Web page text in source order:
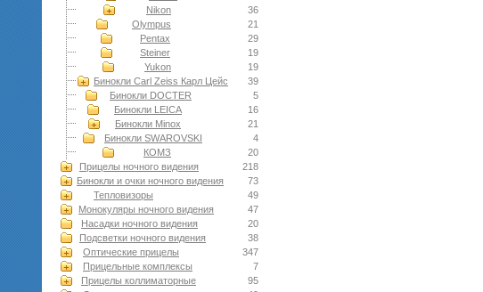
36
Nikon
21
Olympus
29
Pentax
19
Steiner
19
Yukon
39
Бинокли Carl Zeiss Карл Цейс
5
Бинокли DOCTER
16
Бинокли LEICA
21
Бинокли Minox
4
Бинокли SWAROVSKI
20
КОМЗ
218
Прицелы ночного видения
73
Бинокли и очки ночного видения
49
Тепловизоры
47
Монокуляры ночного видения
20
Насадки ночного видения
38
Подсветки ночного видения
347
Оптические прицелы
7
Прицельные комплексы
95
Прицелы коллиматорные